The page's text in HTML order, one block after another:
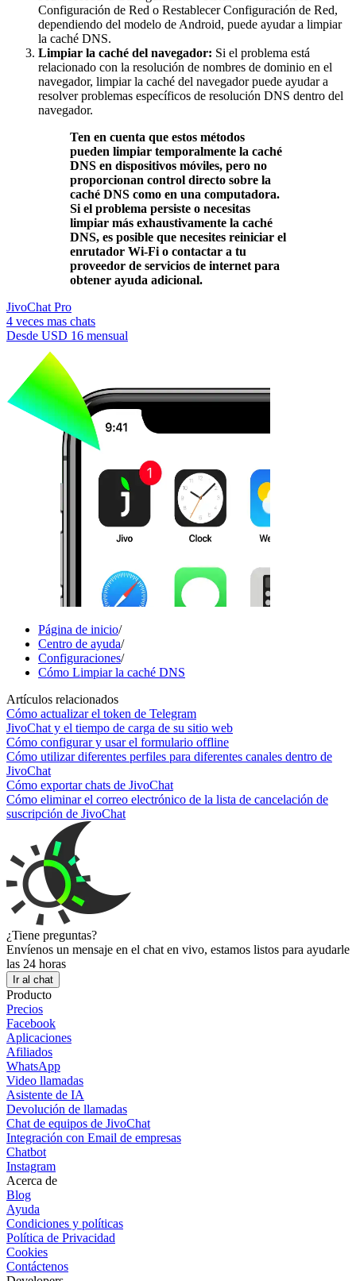
Configuración de Red o Restablecer Configuración de Red,
dependiendo del modelo de Android, puede ayudar a limpiar
la caché DNS.
Limpiar la caché del navegador: Si el problema está
relacionado con la resolución de nombres de dominio en el
navegador, limpiar la caché del navegador puede ayudar a
resolver problemas específicos de resolución DNS dentro del
navegador.
Ten en cuenta que estos métodos
pueden limpiar temporalmente la caché
DNS en dispositivos móviles, pero no
proporcionan control directo sobre la
caché DNS como en una computadora.
Si el problema persiste o necesitas
limpiar más exhaustivamente la caché
DNS, es posible que necesites reiniciar el
enrutador Wi-Fi o contactar a tu
proveedor de servicios de internet para
obtener ayuda adicional.
JivoChat Pro
4 veces mas chats
Desde USD 16 mensual
Página de inicio/
Centro de ayuda/
Configuraciones/
Cómo Limpiar la caché DNS
Artículos relacionados
Cómo actualizar el token de Telegram
JivoChat y el tiempo de carga de su sitio web
Cómo configurar y usar el formulario offline
Cómo utilizar diferentes perfiles para diferentes canales dentro de
JivoChat
Cómo exportar chats de JivoChat
Cómo eliminar el correo electrónico de la lista de cancelación de
suscripción de JivoChat
¿Tiene preguntas?
Envíenos un mensaje en el chat en vivo, estamos listos para ayudarle
las 24 horas
Ir al chat
Producto
Precios
Facebook
Aplicaciones
Afiliados
WhatsApp
Video llamadas
Asistente de IA
Devolución de llamadas
Chat de equipos de JivoChat
Integración con Email de empresas
Chatbot
Instagram
Acerca de
Blog
Ayuda
Condiciones y políticas
Política de Privacidad
Cookies
Contáctenos